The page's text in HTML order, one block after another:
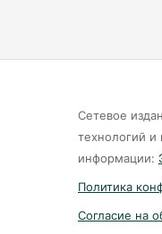
Сетевое
технологий и
информации:
Политика
Согласие на